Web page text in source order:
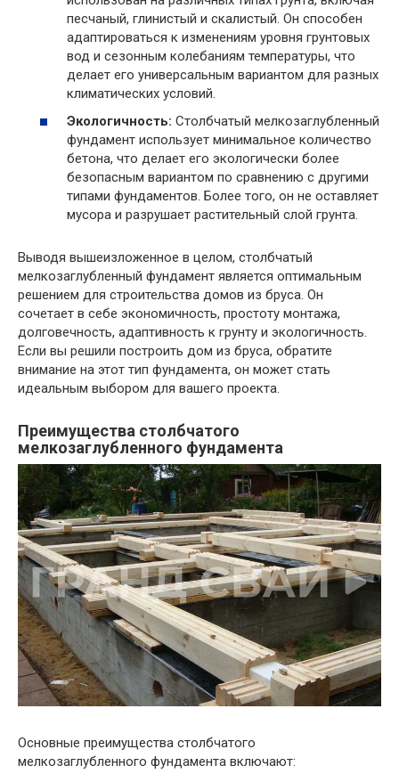
песчаный, глинистый и скалистый. Он способен
адаптироваться к изменениям уровня грунтовых
вод и сезонным колебаниям температуры, что
делает его универсальным вариантом для разных
климатических условий.
Экологичность: Столбчатый мелкозаглубленный
фундамент использует минимальное количество
бетона, что делает его экологически более
безопасным вариантом по сравнению с другими
типами фундаментов. Более того, он не оставляет
мусора и разрушает растительный слой грунта.
Выводя вышеизложенное в целом, столбчатый
мелкозаглубленный фундамент является оптимальным
решением для строительства домов из бруса. Он
сочетает в себе экономичность, простоту монтажа,
долговечность, адаптивность к грунту и экологичность.
Если вы решили построить дом из бруса, обратите
внимание на этот тип фундамента, он может стать
идеальным выбором для вашего проекта.
Преимущества столбчатого
мелкозаглубленного фундамента
Основные преимущества столбчатого
мелкозаглубленного фундамента включают: